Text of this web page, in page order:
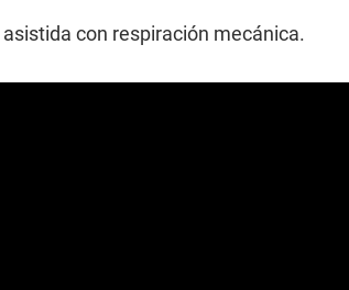
asistida con respiración mecánica.